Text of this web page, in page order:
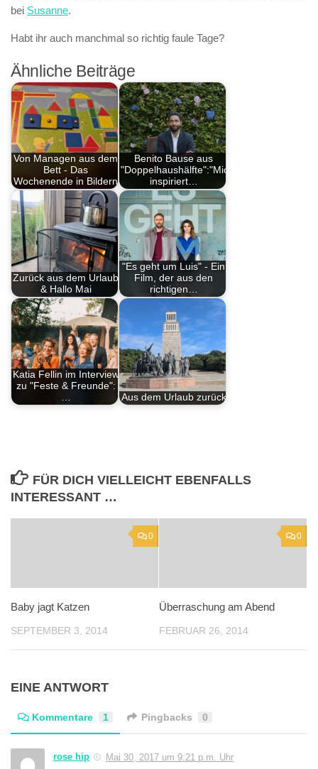
bei Susanne.
Habt ihr auch manchmal so richtig faule Tage?
Ähnliche Beiträge
Von Managen aus dem
Bett - Das
Wochenende in Bildern
Benito Bause aus
"Doppelhaushälfte":"Mich
inspiriert…
Zurück aus dem Urlaub
& Hallo Mai
"Es geht um Luis" - Ein
Film, der aus den
richtigen…
Katia Fellin im Interview
zu "Feste & Freunde":
…
Aus dem Urlaub zurück
FÜR DICH VIELLEICHT EBENFALLS
INTERESSANT …
0
Baby jagt Katzen
SEPTEMBER 3, 2014
0
Überraschung am Abend
FEBRUAR 26, 2014
EINE ANTWORT
Kommentare 1 Pingbacks 0
rose hip
Mai 30, 2017 um 9:21 p.m. Uhr